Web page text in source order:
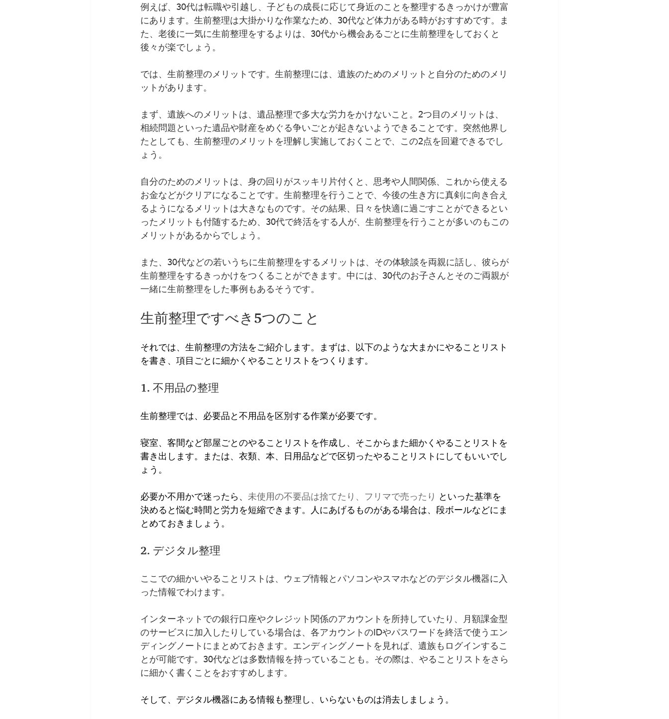
例えば、30代は転職や引越し、子どもの成長に応じて身近のことを整理するきっかけが豊富
にあります。生前整理は大掛かりな作業なため、30代など体力がある時がおすすめです。ま
た、老後に一気に生前整理をするよりは、30代から機会あるごとに生前整理をしておくと
後々が楽でしょう。
では、生前整理のメリットです。生前整理には、遺族のためのメリットと自分のためのメリ
ットがあります。
まず、遺族へのメリットは、遺品整理で多大な労力をかけないこと。2つ目のメリットは、
相続問題といった遺品や財産をめぐる争いごとが起きないようできることです。突然他界し
たとしても、生前整理のメリットを理解し実施しておくことで、この2点を回避できるでし
ょう。
自分のためのメリットは、身の回りがスッキリ片付くと、思考や人間関係、これから使える
お金などがクリアになることです。生前整理を行うことで、今後の生き方に真剣に向き合え
るようになるメリットは大きなものです。その結果、日々を快適に過ごすことができるとい
ったメリットも付随するため、30代で終活をする人が、生前整理を行うことが多いのもこの
メリットがあるからでしょう。
また、30代などの若いうちに生前整理をするメリットは、その体験談を両親に話し、彼らが
生前整理をするきっかけをつくることができます。中には、30代のお子さんとそのご両親が
一緒に生前整理をした事例もあるそうです。
生前整理ですべき5つのこと
それでは、生前整理の方法をご紹介します。まずは、以下のような大まかにやることリスト
を書き、項目ごとに細かくやることリストをつくります。
1. 不用品の整理
生前整理では、必要品と不用品を区別する作業が必要です。
寝室、客間など部屋ごとのやることリストを作成し、そこからまた細かくやることリストを
書き出します。または、衣類、本、日用品などで区切ったやることリストにしてもいいでし
ょう。
必要か不用かで迷ったら、 未使用の不要品は捨てたり、フリマで売ったり といった基準を
決めると悩む時間と労力を短縮できます。人にあげるものがある場合は、段ボールなどにま
とめておきましょう。
2. デジタル整理
ここでの細かいやることリストは、ウェブ情報とパソコンやスマホなどのデジタル機器に入
った情報でわけます。
インターネットでの銀行口座やクレジット関係のアカウントを所持していたり、月額課金型
のサービスに加入したりしている場合は、各アカウントのIDやパスワードを終活で使うエン
ディングノートにまとめておきます。エンディングノートを見れば、遺族もログインするこ
とが可能です。30代などは多数情報を持っていることも。その際は、やることリストをさら
に細かく書くことをおすすめします。
そして、デジタル機器にある情報も整理し、いらないものは消去しましょう。